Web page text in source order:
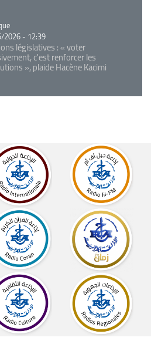
2026 - 12:39
législatives : « voter
c'est renforcer les
», plaide Hacène Kacimi